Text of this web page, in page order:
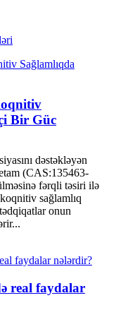
Bir Güc
dəstəkləyən
(CAS:135463-
fərqli təsiri ilə
sağlamlıq
onun
real faydalar